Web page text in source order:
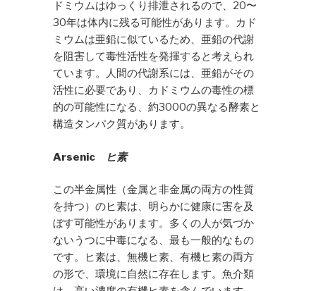
ドミウムはゆっくり排泄されるので、20〜
30年は体内に残る可能性があります。カド
ミウムは亜鉛に似ているため、亜鉛の代謝
を阻害して毒性活性を発揮すると考えられ
ています。人間の代謝系には、亜鉛がその
活性に必要であり、カドミウムの毒性の標
的の可能性になる、約3000の異なる酵素と
構造タンパク質があります。
Arsenic ヒ素
この半金属性（金属と非金属の両方の性質
を持つ）のヒ素は、明らかに健康に害を及
ぼす可能性があります。多くの人が気づか
ないうつに中毒になる、最も一般的なもの
です。ヒ素は、無機ヒ素、有機ヒ素の両方
の形で、環境に自然に存在します。魚介類